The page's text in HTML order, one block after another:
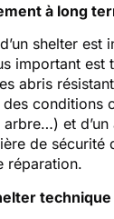
à long
shelter
important
abris
conditions
et
de
réparation.
technique